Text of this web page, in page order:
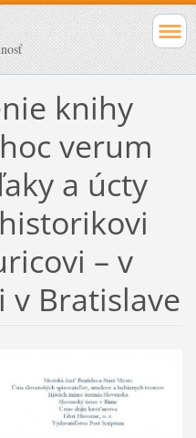
knihy
verum
a úcty
– v
v Bratislave